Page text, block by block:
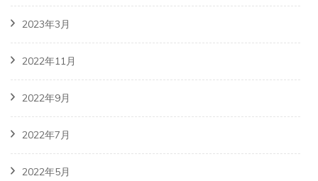
2023年3月
2022年11月
2022年9月
2022年7月
2022年5月